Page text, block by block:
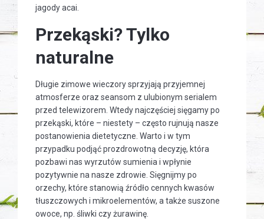
jagody acai.
Przekąski? Tylko
naturalne
Długie zimowe wieczory sprzyjają przyjemnej
atmosferze oraz seansom z ulubionym serialem
przed telewizorem. Wtedy najczęściej sięgamy po
przekąski, które – niestety – często rujnują nasze
postanowienia dietetyczne. Warto i w tym
przypadku podjąć prozdrowotną decyzję, która
pozbawi nas wyrzutów sumienia i wpłynie
pozytywnie na nasze zdrowie. Sięgnijmy po
orzechy, które stanowią źródło cennych kwasów
tłuszczowych i mikroelementów, a także suszone
owoce, np. śliwki czy żurawinę.